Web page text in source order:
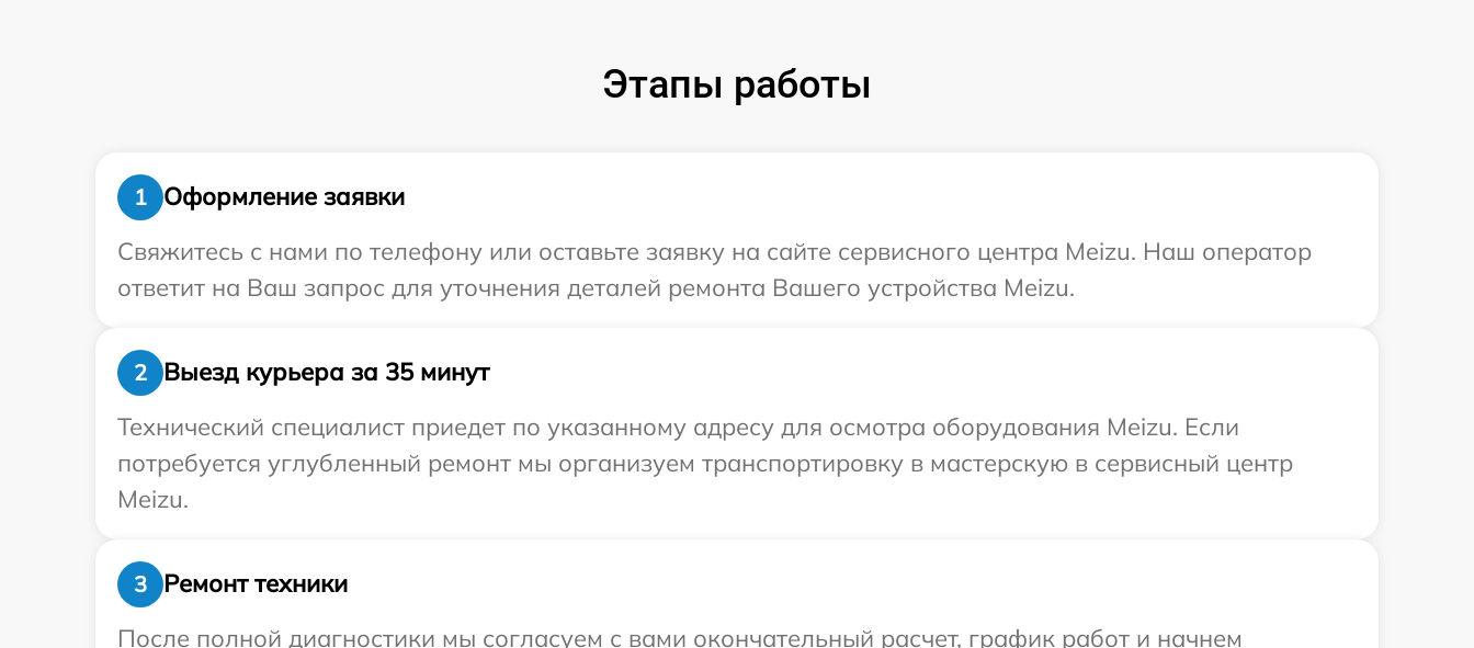
Этапы работы
1
Оформление заявки
Свяжитесь с нами по телефону или оставьте заявку на сайте сервисного центра Meizu. Наш оператор
ответит на Ваш запрос для уточнения деталей ремонта Вашего устройства Meizu.
2
Выезд курьера за 35 минут
Технический специалист приедет по указанному адресу для осмотра оборудования Meizu. Если
потребуется углубленный ремонт мы организуем транспортировку в мастерскую в сервисный центр
Meizu.
3
Ремонт техники
После полной диагностики мы согласуем с вами окончательный расчет, график работ и начнем